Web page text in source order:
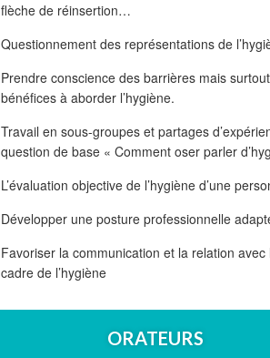
flèche de réinsertion…
Questionnement des représentations de
Prendre conscience des barrières mais
bénéfices à aborder l’hygiène.
Travail en sous-groupes et partages
question de base « Comment oser parler
L’évaluation objective de l’hygiène d’une
Développer une posture professionnelle
Favoriser la communication et la relation
cadre de l’hygiène
ORATEURS